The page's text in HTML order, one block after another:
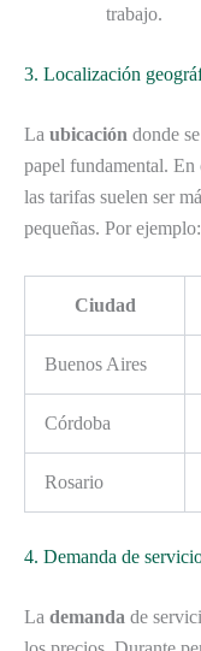
trabajo.
3. Localización
La ubicación donde
papel fundamental. En
las tarifas suelen ser
pequeñas. Por ejemplo:
Ciudad
Buenos Aires
Córdoba
Rosario
4. Demanda de
La demanda de